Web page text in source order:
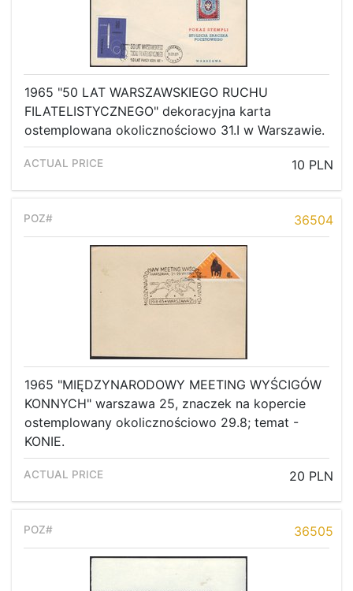
1965 "50 LAT WARSZAWSKIEGO RUCHU
FILATELISTYCZNEGO" dekoracyjna karta
ostemplowana okolicznościowo 31.I w Warszawie.
10 PLN
36504
1965 "MIĘDZYNARODOWY MEETING WYŚCIGÓW
KONNYCH" warszawa 25, znaczek na kopercie
ostemplowany okolicznościowo 29.8; temat -
KONIE.
20 PLN
36505